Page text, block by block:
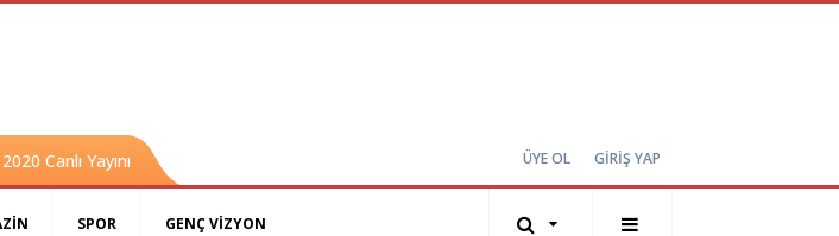
Canlı Yayını ÜYE OL GİRİŞ YAP
SPOR GENÇ VİZYON